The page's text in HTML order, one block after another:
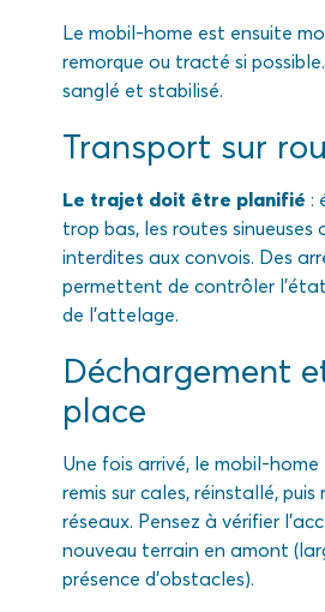
Le mobil-home est ensuite
remorque ou tracté si
sanglé et stabilisé.
Transport sur
Le trajet doit être planifié :
trop bas, les routes sinueuses
interdites aux convois. Des
permettent de contrôler
de l’attelage.
Déchargement
place
Une fois arrivé, le mobil-
remis sur cales, réinstallé,
réseaux. Pensez à vérifier
nouveau terrain en amont
présence d’obstacles).